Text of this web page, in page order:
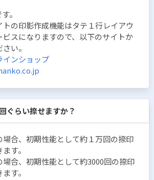
。
の印影作成機能はタテ１行レイアウ
ビスになりますので、以下のサイトか
い。
インショップ
ぐらい捺せますか？
合、初期性能として約１万回の捺印
す。
合、初期性能として約3000回の捺印
す。